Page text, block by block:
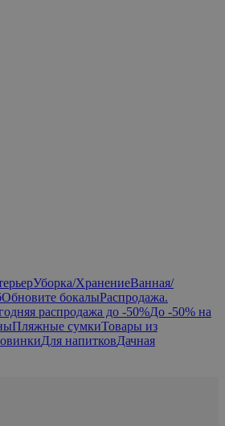
Уборка/ХранениеВанная/
Обновите бокалыРаспродажа.
распродажа до -50%До -50% на
Пляжные сумкиТовары из
Для напитковДачная